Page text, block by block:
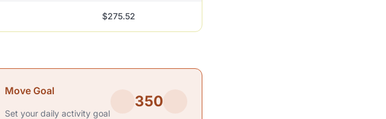
$275.52
Move Goal
Set your daily activity goal
350